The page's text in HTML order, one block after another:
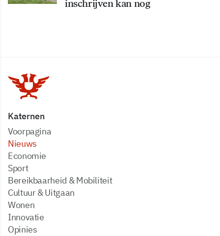
inschrijven kan nog
Katernen
Voorpagina
Nieuws
Economie
Sport
Bereikbaarheid & Mobiliteit
Cultuur & Uitgaan
Wonen
Innovatie
Opinies